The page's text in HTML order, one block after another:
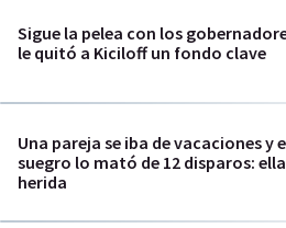
Sigue la pelea con los
le quitó a Kiciloff un fondo clave
Una pareja se iba de vacaciones y
suegro lo mató de 12 disparos:
herida